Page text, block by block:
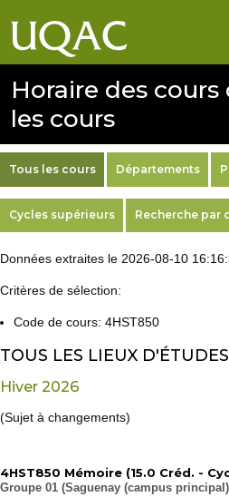
Horaire des
les cours
Tous les cours Départements
Cycles supérieurs Recherche par
Données extraites le 2026-08-10
Critères de sélection:
Code de cours: 4HST850
TOUS LES LIEUX D'ÉTUDES
Hiver 2026
(Sujet à changements)
4HST850 Mémoire (15.0 Créd. -
Groupe 01 (Saguenay (campus